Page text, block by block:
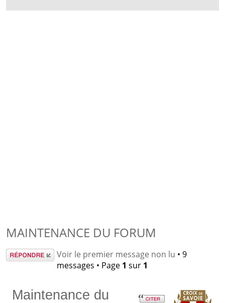
MAINTENANCE DU FORUM
Répondre Voir le premier message non lu • 9
messages • Page 1 sur 1
Maintenance du